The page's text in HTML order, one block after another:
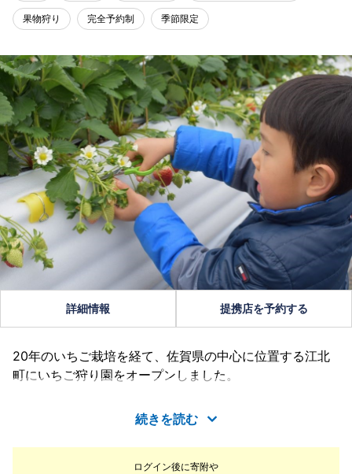
果物狩り 完全予約制 季節限定
ログイン後に寄附や
詳細情報 提携店を予約する
20年のいちご栽培を経て、佐賀県の中心に位置する江北
町にいちご狩り園をオープンしました。
続きを読む